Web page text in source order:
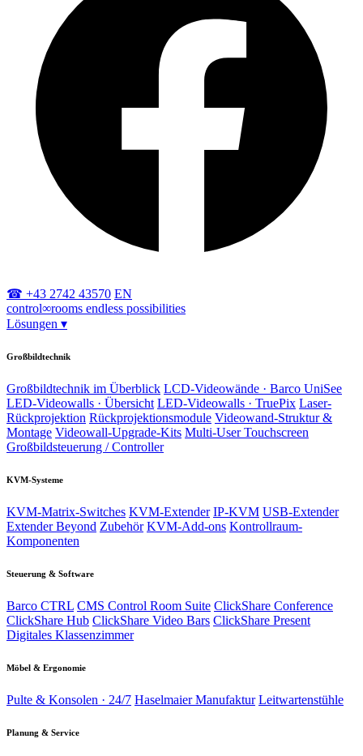
☎ +43 2742 43570 EN
control∞rooms endless possibilities
Lösungen ▾
Großbildtechnik
Großbildtechnik im Überblick LCD-Videowände · Barco UniSee
LED-Videowalls · Übersicht LED-Videowalls · TruePix Laser-
Rückprojektion Rückprojektionsmodule Videowand-Struktur &
Montage Videowall-Upgrade-Kits Multi-User Touchscreen
Großbildsteuerung / Controller
KVM-Systeme
KVM-Matrix-Switches KVM-Extender IP-KVM USB-Extender
Extender Beyond Zubehör KVM-Add-ons Kontrollraum-
Komponenten
Steuerung & Software
Barco CTRL CMS Control Room Suite ClickShare Conference
ClickShare Hub ClickShare Video Bars ClickShare Present
Digitales Klassenzimmer
Möbel & Ergonomie
Pulte & Konsolen · 24/7 Haselmaier Manufaktur Leitwartenstühle
Planung & Service